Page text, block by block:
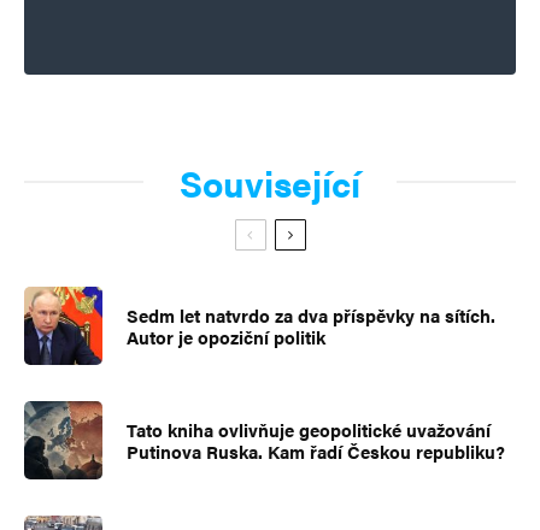
Související
Sedm let natvrdo za dva příspěvky na sítích.
Autor je opoziční politik
Tato kniha ovlivňuje geopolitické uvažování
Putinova Ruska. Kam řadí Českou republiku?